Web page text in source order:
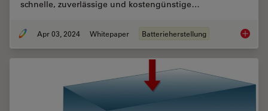
schnelle, zuverlässige und kostengünstige…
Apr 03, 2024 Whitepaper Batterieherstellung